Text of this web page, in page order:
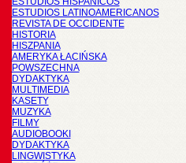
ESTUDIOS LATINOAMERICANOS
REVISTA DE OCCIDENTE
HISTORIA
HISZPANIA
AMERYKA ŁACIŃSKA
POWSZECHNA
DYDAKTYKA
MULTIMEDIA
KASETY
MUZYKA
FILMY
AUDIOBOOKI
DYDAKTYKA
LINGWISTYKA